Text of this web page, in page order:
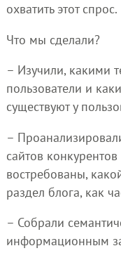
охватить этот спрос.
Что мы сделали?
– Изучили, какими
пользователи и
существуют у
–
сайтов
востребованы,
раздел блога, как
– Собрали
информационным